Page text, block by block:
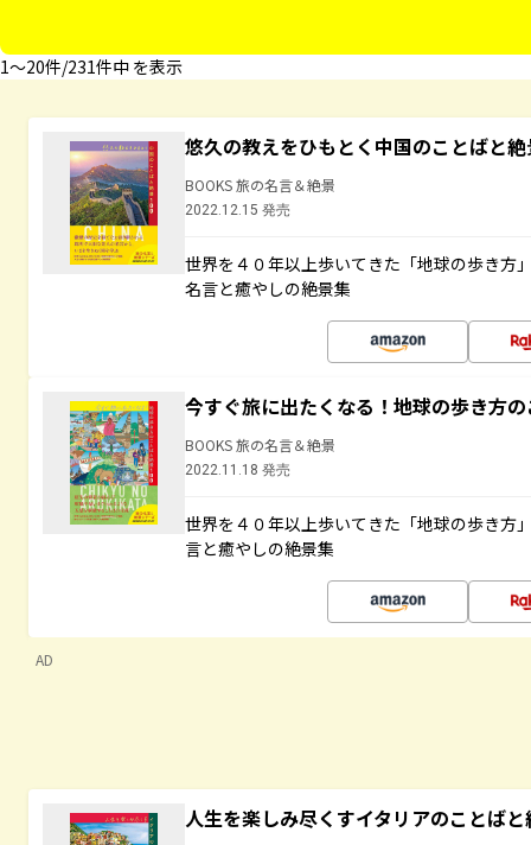
1〜20件/231件中 を表示
悠久の教えをひもとく中国のことばと
BOOKS 旅の名言＆絶景
2022.12.15 発売
世界を４０年以上歩いてきた「地球の歩き方
名言と癒やしの絶景集
今すぐ旅に出たくなる！地球の歩き方
BOOKS 旅の名言＆絶景
2022.11.18 発売
世界を４０年以上歩いてきた「地球の歩き方
言と癒やしの絶景集
AD
人生を楽しみ尽くすイタリアのことば